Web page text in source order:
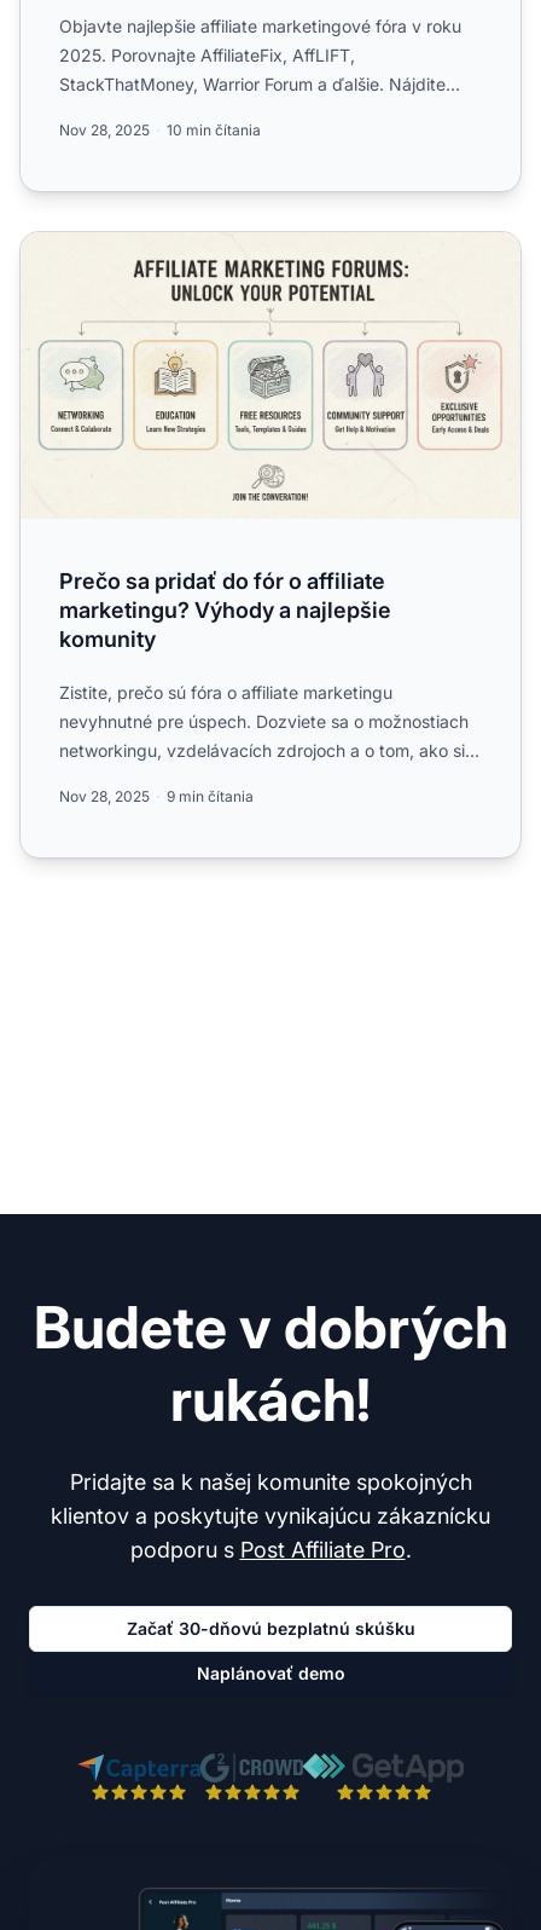
Objavte najlepšie affiliate marketingové fóra v roku
2025. Porovnajte AffiliateFix, AffLIFT,
StackThatMoney, Warrior Forum a ďalšie. Nájdite
Nov 28, 2025 10 min čítania
Prečo sa pridať do fór o affiliate marketingu? Výhody a
Prečo sa pridať do fór o affiliate
marketingu? Výhody a najlepšie
komunity
Zistite, prečo sú fóra o affiliate marketingu
nevyhnutné pre úspech. Dozviete sa o možnostiach
networkingu, vzdelávacích zdrojoch a o tom, ako si
Nov 28, 2025 9 min čítania
Budete v dobrých
rukách!
Pridajte sa k našej komunite spokojných
klientov a poskytujte vynikajúcu zákaznícku
podporu s Post Affiliate Pro.
Začať 30-dňovú bezplatnú skúšku
Naplánovať demo